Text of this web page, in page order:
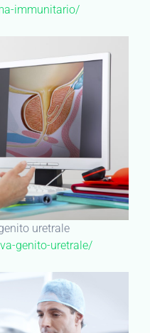
immunitario/
uretrale
genito-uretrale/